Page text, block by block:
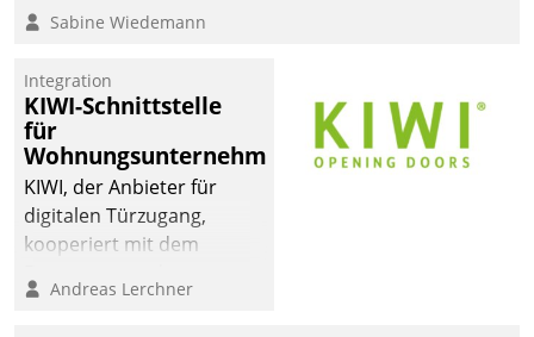
Sabine Wiedemann
Integration
KIWI-Schnittstelle
für
Wohnungsunternehmen
KIWI, der Anbieter für
digitalen Türzugang,
kooperiert mit dem
Softwareentwicklungshaus
Andreas Lerchner